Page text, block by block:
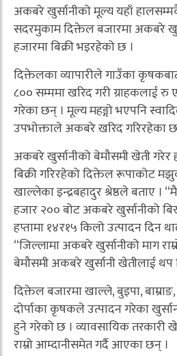
अकबरे खुर्सानीको मूल्य यहाँ
सदरमुकाम दिक्तेल बजारमा अकबरे
हजारमा बिक्री भइरहेको छ ।
दिक्तेलका व्यापारीले गाउँका
८०० सम्ममा खरिद गरी ग्राहकलाई रु
गरेका छन् । मूल्य महङ्गो भएपनि
उपभोक्ताले अकबरे खरिद गरिरहेका
अकबरे खुर्सानीको बेमौसमी खेती गरेर
बिक्री गरिरहेको दिक्तेल रूपाकोट
खाल्लेका इन्द्रबहादुर श्रेष्ठले बताए ।
हजार २०० बोट अकबरे खुर्सानीको
हप्तामा १४र१५ किलो उत्पादन दिन
“जिल्लामा अकबरे खुर्सानीको माग
बेमौसमी अकबरे खुर्सानी खेतीलाई थप
दिक्तेल बजारमा खाल्ले, बुइपा,
दोर्पाका कृषकले उत्पादन गरेका
हुने गरेको छ । व्यावसायिक तरकारी
राम्रो आम्दानीसमेत गर्दै आएका छन् ।